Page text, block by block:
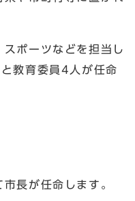
ポーツなどを担当し
教育委員4人が任命
長が任命します。